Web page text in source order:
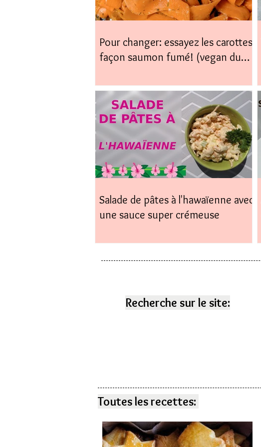
Pour changer: essayez les carottes,
façon saumon fumé! (vegan du
Salade de pâtes à l'hawaïenne avec
une sauce super crémeuse
Recherche sur le site:
Toutes les recettes: